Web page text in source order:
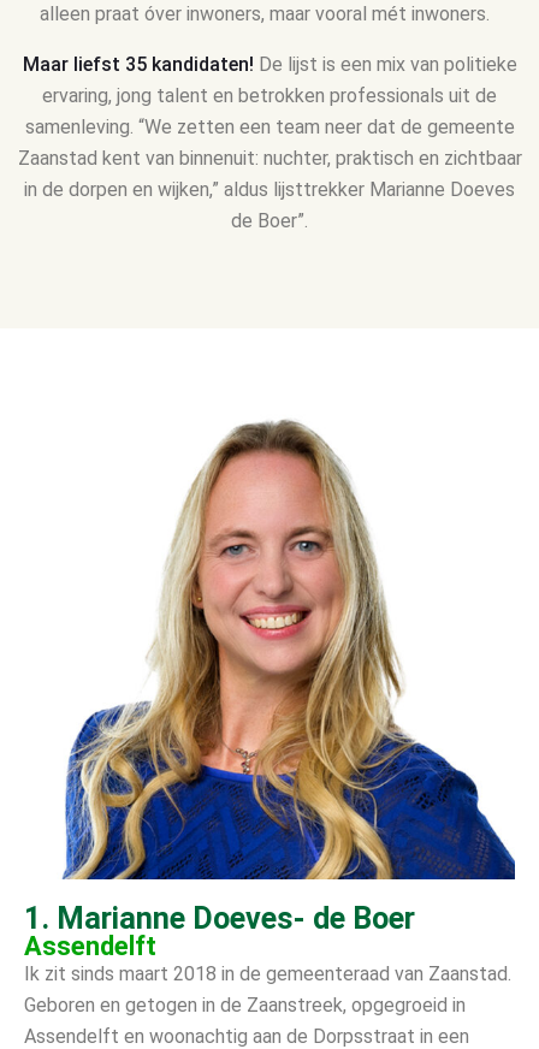
alleen praat óver inwoners, maar vooral mét inwoners.
Maar liefst 35 kandidaten! De lijst is een mix van politieke
ervaring, jong talent en betrokken professionals uit de
samenleving. “We zetten een team neer dat de gemeente
Zaanstad kent van binnenuit: nuchter, praktisch en zichtbaar
in de dorpen en wijken,” aldus lijsttrekker Marianne Doeves
de Boer”.
1. Marianne Doeves- de Boer
Assendelft
Ik zit sinds maart 2018 in de gemeenteraad van Zaanstad.
Geboren en getogen in de Zaanstreek, opgegroeid in
Assendelft en woonachtig aan de Dorpsstraat in een